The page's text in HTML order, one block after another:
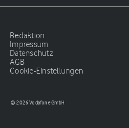
Redaktion
Impressum
Datenschutz
AGB
Cookie-Einstellungen
© 2026 Vodafone GmbH